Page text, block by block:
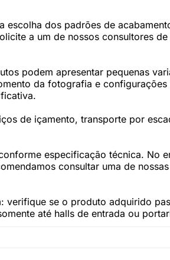
dos padrões de
a um de nossos consultores
podem apresentar pequenas
da fotografia e
de içamento, transporte por
especificação técnica. No
consultar uma de
verifique se o produto adquirido
até halls de entrada ou